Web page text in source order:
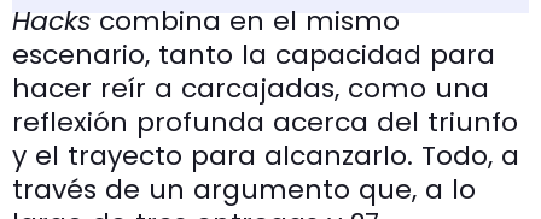
Hacks combina en el mismo
escenario, tanto la capacidad para
hacer reír a carcajadas, como una
reflexión profunda acerca del triunfo
y el trayecto para alcanzarlo. Todo, a
través de un argumento que, a lo